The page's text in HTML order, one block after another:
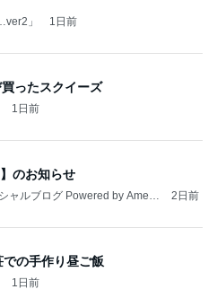
」 1日前
ったスクイーズ
1日前
のお知らせ
ャルブログ Powered by Ameb
2日前
の手作り昼ご飯
1日前